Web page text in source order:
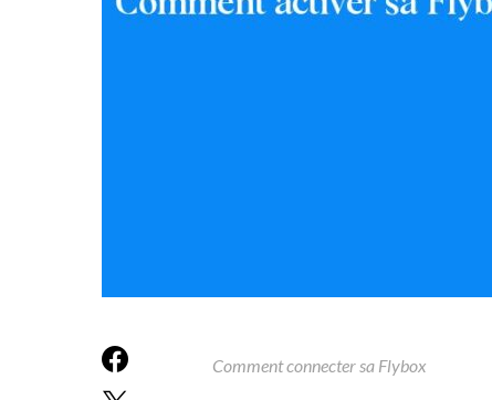
Comment connecter sa Flybox